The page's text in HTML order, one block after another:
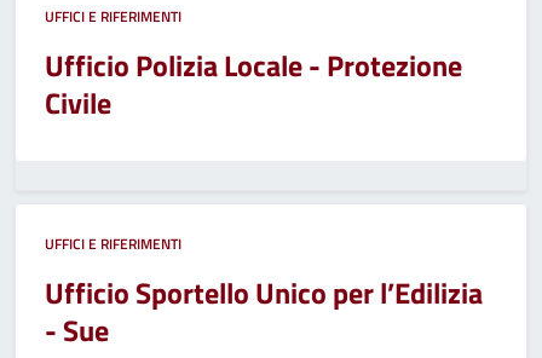
UFFICI E RIFERIMENTI
Ufficio Polizia Locale - Protezione
Civile
UFFICI E RIFERIMENTI
Ufficio Sportello Unico per l’Edilizia
- Sue